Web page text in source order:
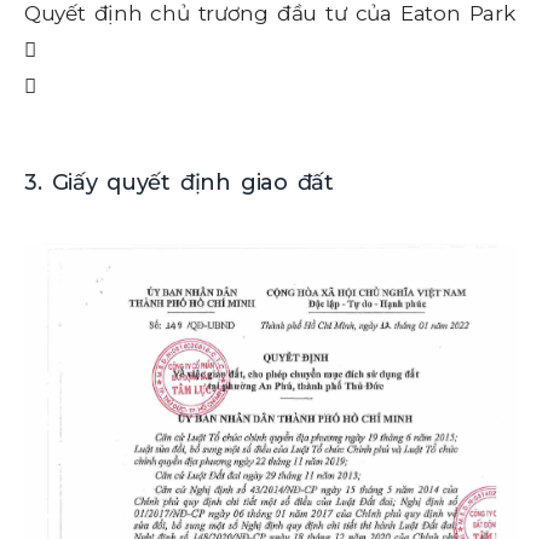
Quyết định chủ trương đầu tư của Eaton Park
3. Giấy quyết định giao đất